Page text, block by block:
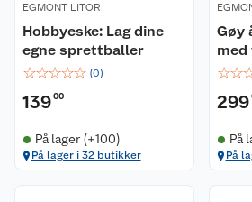
EGMONT LITOR
Hobbyeske: Lag dine
egne sprettballer
☆☆☆☆☆ (0)
13900
På lager (+100)
På lager i 32 butikker
Gøy
med
☆☆
299
På
På